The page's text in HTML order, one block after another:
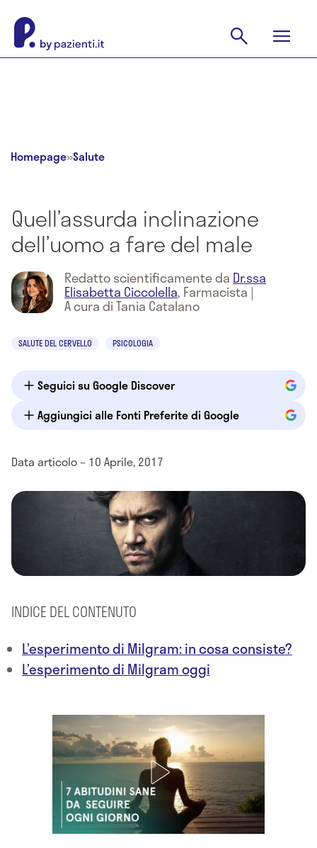
Homepage»Salute
Quell’assurda inclinazione
dell’uomo a fare del male
Redatto scientificamente da Dr.ssa
Elisabetta Ciccolella, Farmacista |
A cura di Tania Catalano
SALUTE DEL CERVELLO PSICOLOGIA
Seguici su Google Discover
Aggiungici alle Fonti Preferite di Google
Data articolo – 10 Aprile, 2017
INDICE DEL CONTENUTO
L’esperimento di Milgram: in cosa consiste?
L’esperimento di Milgram oggi